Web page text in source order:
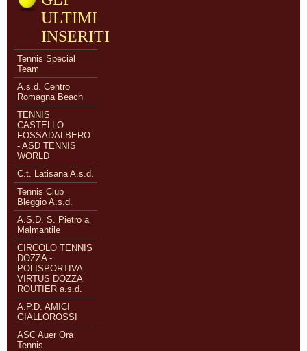
ULTIMI
INSERITI
Tennis Special
Team
A.s.d. Centro
Romagna Beach
TENNIS
CASTELLO
FOSSADALBERO
- ASD TENNIS
WORLD
C.t. Latisana A.s.d.
Tennis Club
Bleggio A.s.d.
A.S.D. S. Pietro a
Malmantile
CIRCOLO TENNIS
DOZZA -
POLISPORTIVA
VIRTUS DOZZA
ROUTIER a.s.d.
A.P.D. AMICI
GIALLOROSSI
ASC Auer Ora
Tennis